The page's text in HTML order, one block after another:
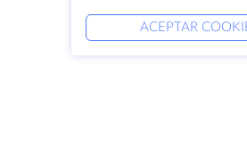
ACEPTAR